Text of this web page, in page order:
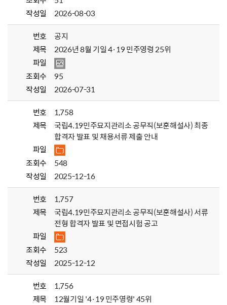
작성일
2026-08-03
번호
공지
제목
2026년 8월 기일 4·19 민주영령 25위
파일
조회수
95
작성일
2026-07-31
번호
1,758
제목
국립4.19민주묘지관리소 공무직(보훈해설사) 최종
합격자 발표 및 채용서류 제출 안내
파일
조회수
548
작성일
2025-12-16
번호
1,757
제목
국립4.19민주묘지관리소 공무직(보훈해설사) 서류
전형 합격자 발표 및 면접시험 공고
파일
조회수
523
작성일
2025-12-12
번호
1,756
제목
12월기일 '4·19 민주영령' 45위